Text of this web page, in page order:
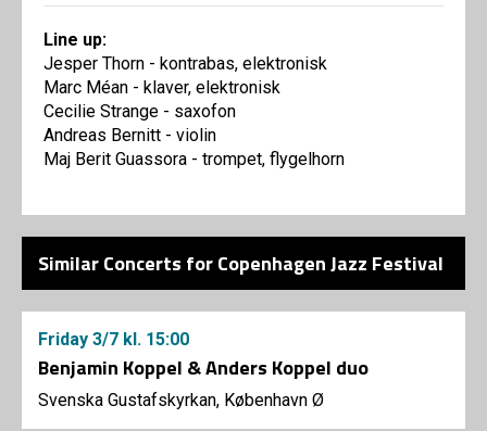
Line up:
Jesper Thorn - kontrabas, elektronisk
Marc Méan - klaver, elektronisk
Cecilie Strange - saxofon
Andreas Bernitt - violin
Maj Berit Guassora - trompet, flygelhorn
Similar Concerts for Copenhagen Jazz Festival
Friday 3/7 kl. 15:00
Benjamin Koppel & Anders Koppel duo
Svenska Gustafskyrkan, København Ø